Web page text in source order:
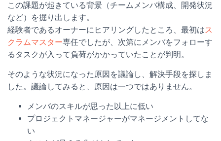
この課題が起きている背景（チームメンバ構成、開発状況
など）を掘り出します。
経験者であるオーナーにヒアリングしたところ、最初はス
クラムマスター専任でしたが、次第にメンバをフォローす
るタスクが入って負荷がかかっていたことが判明。
そのような状況になった原因を議論し、解決手段を探しま
した。議論してみると、原因は一つではありません。
メンバのスキルが思った以上に低い
プロジェクトマネージャーがマネージメントしてな
い